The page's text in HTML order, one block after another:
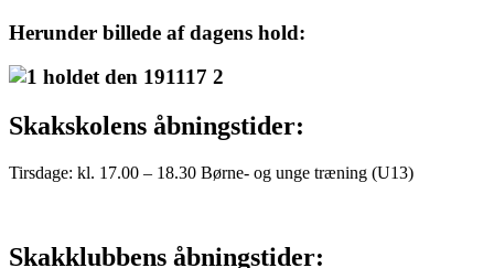
Herunder billede af dagens hold:
Skakskolens åbningstider:
Tirsdage: kl. 17.00 – 18.30 Børne- og unge træning (U13)
Skakklubbens åbningstider: